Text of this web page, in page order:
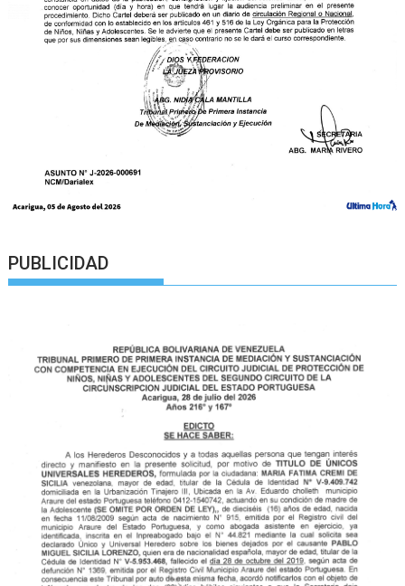
PUBLICIDAD